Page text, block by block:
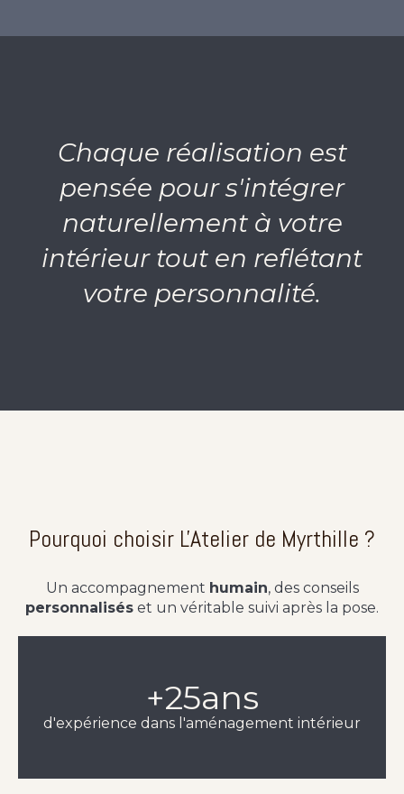
Chaque réalisation est
pensée pour s'intégrer
naturellement à votre
intérieur tout en reflétant
votre personnalité.
Pourquoi choisir L'Atelier de Myrthille ?
Un accompagnement humain, des conseils
personnalisés et un véritable suivi après la pose.
+25ans
d'expérience dans l'aménagement intérieur